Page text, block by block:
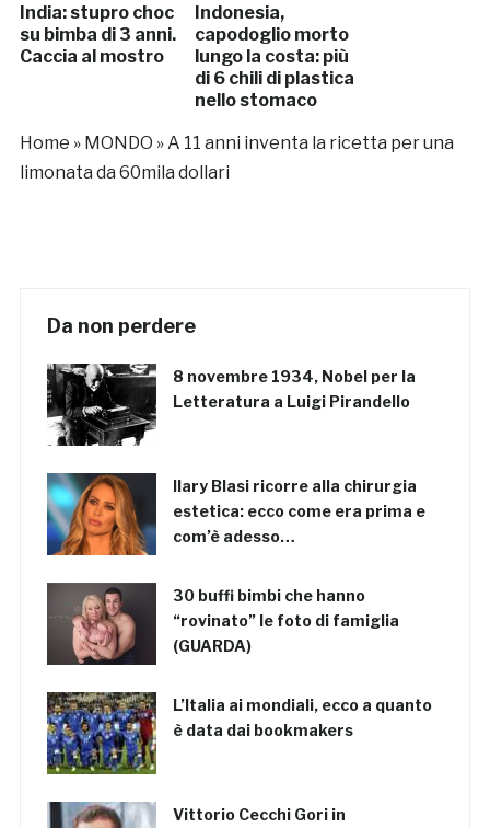
India: stupro choc
su bimba di 3 anni.
Caccia al mostro
Indonesia,
capodoglio morto
lungo la costa: più
di 6 chili di plastica
nello stomaco
Home » MONDO »A 11 anni inventa la ricetta per una
limonata da 60mila dollari
Da non perdere
8 novembre 1934, Nobel per la
Letteratura a Luigi Pirandello
Ilary Blasi ricorre alla chirurgia
estetica: ecco come era prima e
com’è adesso…
30 buffi bimbi che hanno
“rovinato” le foto di famiglia
(GUARDA)
L’Italia ai mondiali, ecco a quanto
è data dai bookmakers
Vittorio Cecchi Gori in